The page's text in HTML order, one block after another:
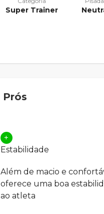
Super Trainer
Prós
+
Estabilidade
Além de macio e
oferece uma boa
ao atleta